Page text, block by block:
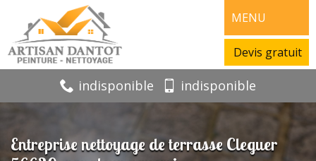
MENU
Devis gratuit
indisponible indisponible
Entreprise nettoyage de terrasse Cleguer